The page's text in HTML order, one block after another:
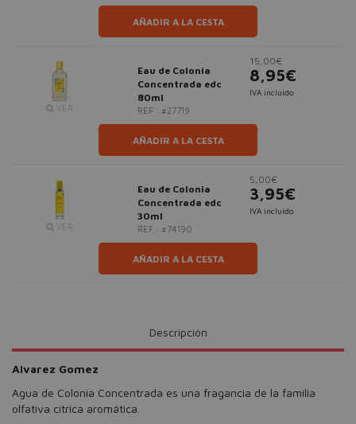
AÑADIR A LA CESTA
VER
Eau de Colonia
Concentrada edc
80ml
REF.: #27719
15,00€
8,95€
IVA incluido
AÑADIR A LA CESTA
VER
Eau de Colonia
Concentrada edc
30ml
REF.: #74190
5,00€
3,95€
IVA incluido
AÑADIR A LA CESTA
Descripción
Alvarez Gomez
Agua de Colonia Concentrada es una fragancia de la familia
olfativa cítrica aromática.